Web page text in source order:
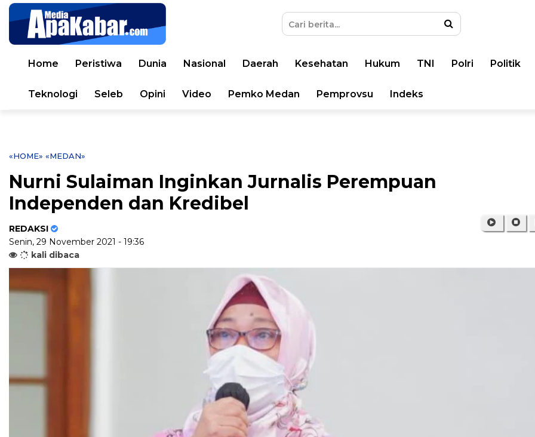
Home Peristiwa Dunia Nasional Daerah Kesehatan Hukum TNI Polri Politik
Teknologi Seleb Opini Video Pemko Medan Pemprovsu Indeks
«HOME» «MEDAN»
Nurni Sulaiman Inginkan Jurnalis Perempuan
Independen dan Kredibel
REDAKSI
Senin, 29 November 2021 - 19:36
kali dibaca